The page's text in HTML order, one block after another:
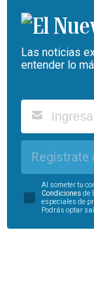
Las noticias
entender lo
Regístrate
Al someter tu
Condiciones de
especiales de
Podrás optar